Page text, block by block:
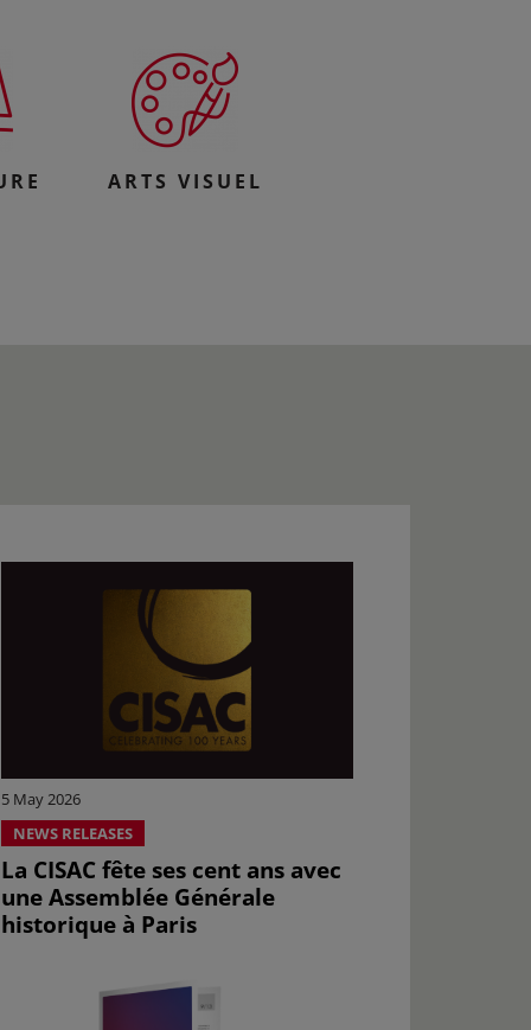
ARTS VISUEL
5 May 2026
NEWS RELEASES
La CISAC fête ses cent ans avec
une Assemblée Générale
historique à Paris